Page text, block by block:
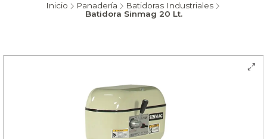
Inicio Panadería
Batidoras Industriales
Batidora Sinmag 20 Lt.